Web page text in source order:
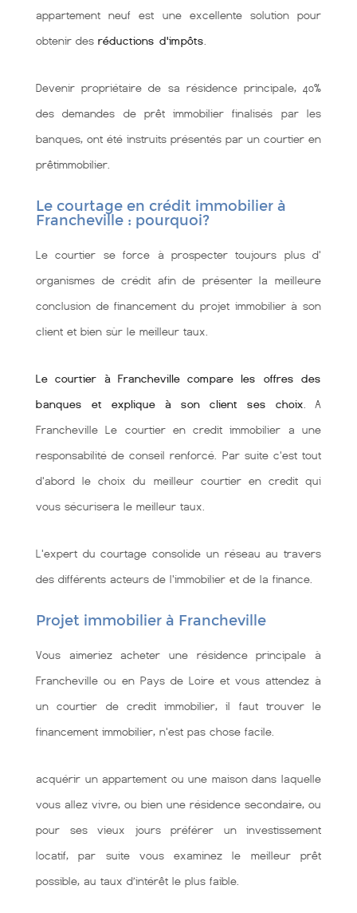
appartement neuf est une excellente solution pour
obtenir des réductions d'impôts
Devenir propriétaire de sa résidence principale, 40%
des demandes de prêt immobilier finalisés par les
banques, ont été instruits présentés par un courtier en
prêtimmobilier.
Le courtage en crédit immobilier à
Francheville : pourquoi?
Le courtier se force à prospecter toujours plus d'
organismes de crédit afin de présenter la meilleure
conclusion de financement du projet immobilier à son
client et bien sùr le meilleur taux.
Le courtier à Francheville compare les offres des
banques et explique à son client ses choix . A
Francheville Le courtier en credit immobilier a une
responsabilité de conseil renforcé. Par suite c'est tout
d'abord le choix du meilleur courtier en credit qui
vous sécurisera le meilleur taux.
L'expert du courtage consolide un réseau au travers
des différents acteurs de l'immobilier et de la finance.
Projet immobilier à Francheville
Vous aimeriez acheter une résidence principale à
Francheville ou en Pays de Loire et vous attendez à
un courtier de credit immobilier, il faut trouver le
financement immobilier, n'est pas chose facile.
acquérir un appartement ou une maison dans laquelle
vous allez vivre, ou bien une résidence secondaire, ou
pour ses vieux jours préférer un investissement
locatif, par suite vous examinez le meilleur prêt
possible, au taux d’intérêt le plus faible.